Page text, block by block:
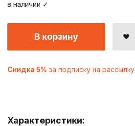
Характеристики:
в наличии ✓
В корзину
Скидка 5% за подписку на рассылку